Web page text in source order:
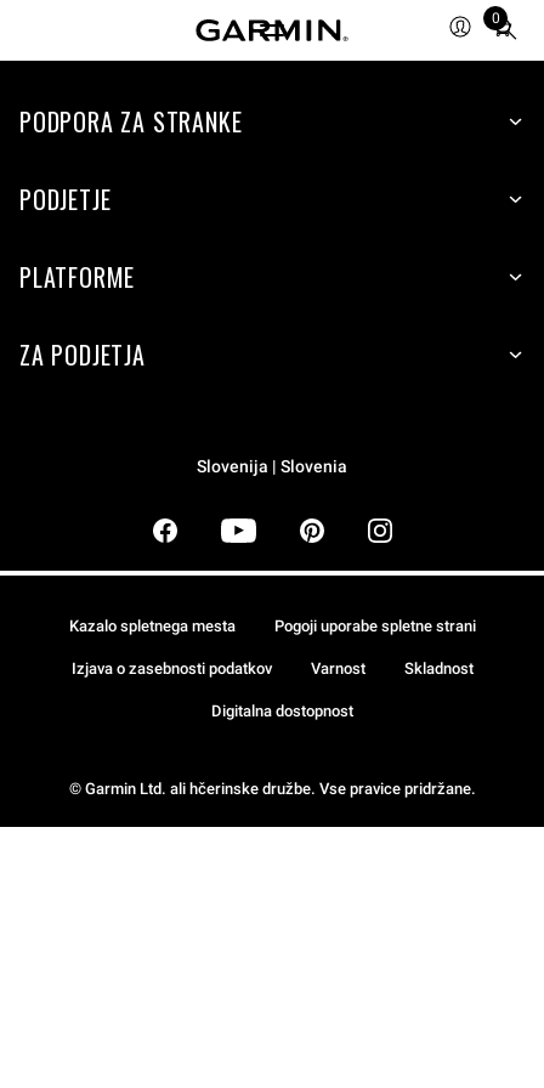
0
Total
items
cart:
PODPORA ZA STRANKE
PODJETJE
PLATFORME
ZA PODJETJA
Slovenija | Slovenia
© Garmin Ltd. ali hčerinske družbe. Vse pravice pridržane.
Kazalo spletnega mesta Pogoji uporabe spletne strani
Izjava o zasebnosti podatkov Varnost Skladnost
Digitalna dostopnost